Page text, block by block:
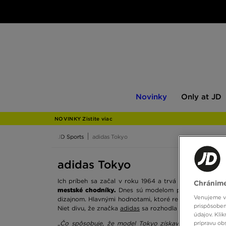
Novinky
JD
Only at JD
NOVINKY Zistite viac
JD Sports adidas Tokyo
adidas Tokyo
Ich príbeh sa začal v roku 1964 a trvá dodnes.
mestské chodníky.Dnes sú modelom plným
dizajnom. Hlavnými hodnotami, ktoré reprezentujú,
Niet divu, že značka adidas sa rozhodla vytiahnuť ich
„Čo spôsobuje, že model Tokyo získava takú
Venujeme
údajov.
prípravu